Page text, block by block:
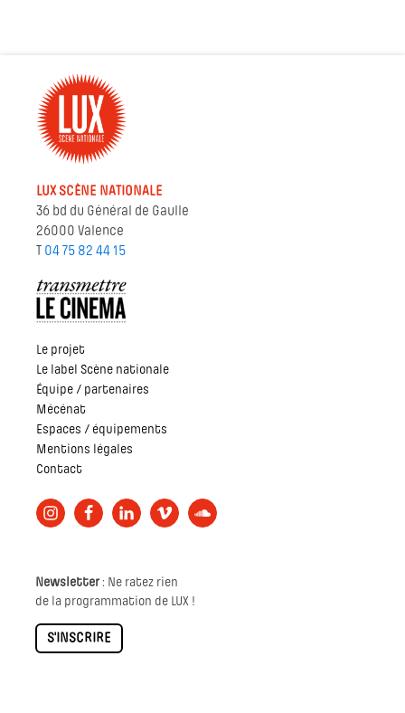
LUX SCÈNE NATIONALE
36 bd du Général de Gaulle
26000 Valence
T 04 75 82 44 15
Le projet
Le label Scène nationale
Équipe / partenaires
Mécénat
Espaces / équipements
Mentions légales
Contact
Newsletter: Ne ratez rien
de la programmation de LUX !
S'INSCRIRE